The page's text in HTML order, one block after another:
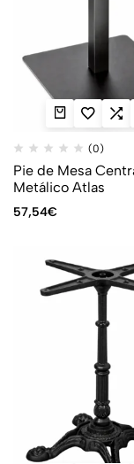
(0)
Pie de Mesa
Metálico Atlas
57,54€